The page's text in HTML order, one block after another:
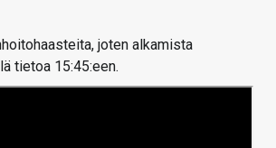
joten alkamista
tietoa 15:45:een.